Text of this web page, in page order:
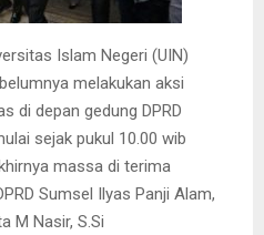
Islam Negeri (UIN)
melakukan aksi
di depan gedung DPRD
sejak pukul 10.00 wib
massa di terima
Sumsel Ilyas Panji Alam,
M Nasir, S.Si